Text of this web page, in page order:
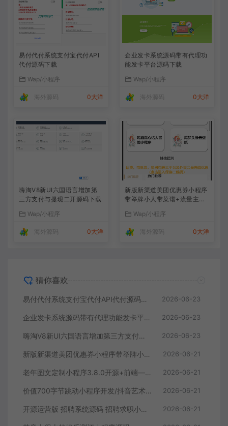
易付代付系统支付宝代付API
代付源码下载
Wap/小程序
海外源码 0大洋
企业发卡系统源码带有代理功
能发卡平台源码下载
Wap/小程序
海外源码 0大洋
嗨淘V8新UI六国语言增加第
三方支付与提现二开源码下载
Wap/小程序
海外源码 0大洋
新版新渠道美团优惠券小程序
带举牌小人带菜谱+流量主模
Wap/小程序
海外源码 0大洋
猜你喜欢
易付代付系统支付宝代付API代付源码下载 2026-06-23
企业发卡系统源码带有代理功能发卡平台源码下载 2026-06-23
嗨淘V8新UI六国语言增加第三方支付与提现二开源码下载 2026-06-23
新版新渠道美团优惠券小程序带举牌小人带菜谱+流量主模式 2026-06-21
老年图文定制小程序3.8.0开源+前端—个性化定制服务 2026-06-21
价值700字节跳动小程序开发/抖音艺术签名小程序源码/艺术签名设计小程序源码 2026-06-21
开源运营版 招聘系统源码 招聘求职小程序源码 支持在线报名参加招聘 2026-06-21